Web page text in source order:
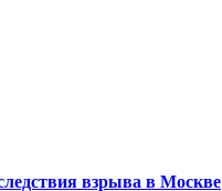
взрыва в Москве